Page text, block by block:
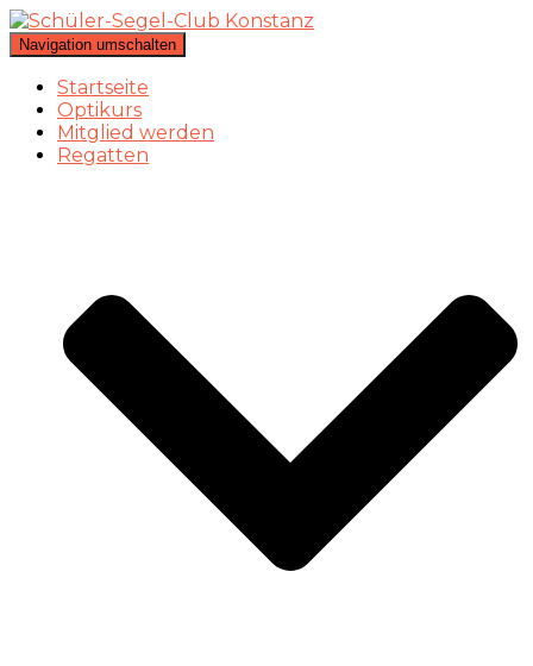
Navigation umschalten
Startseite
Optikurs
Mitglied werden
Regatten